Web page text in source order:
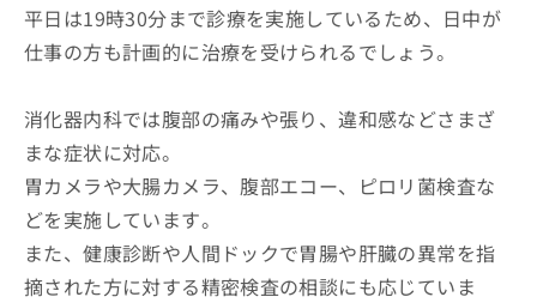
平日は19時30分まで診療を実施しているため、日中が
仕事の方も計画的に治療を受けられるでしょう。
消化器内科では腹部の痛みや張り、違和感などさまざ
まな症状に対応。
胃カメラや大腸カメラ、腹部エコー、ピロリ菌検査な
どを実施しています。
また、健康診断や人間ドックで胃腸や肝臓の異常を指
摘された方に対する精密検査の相談にも応じていま